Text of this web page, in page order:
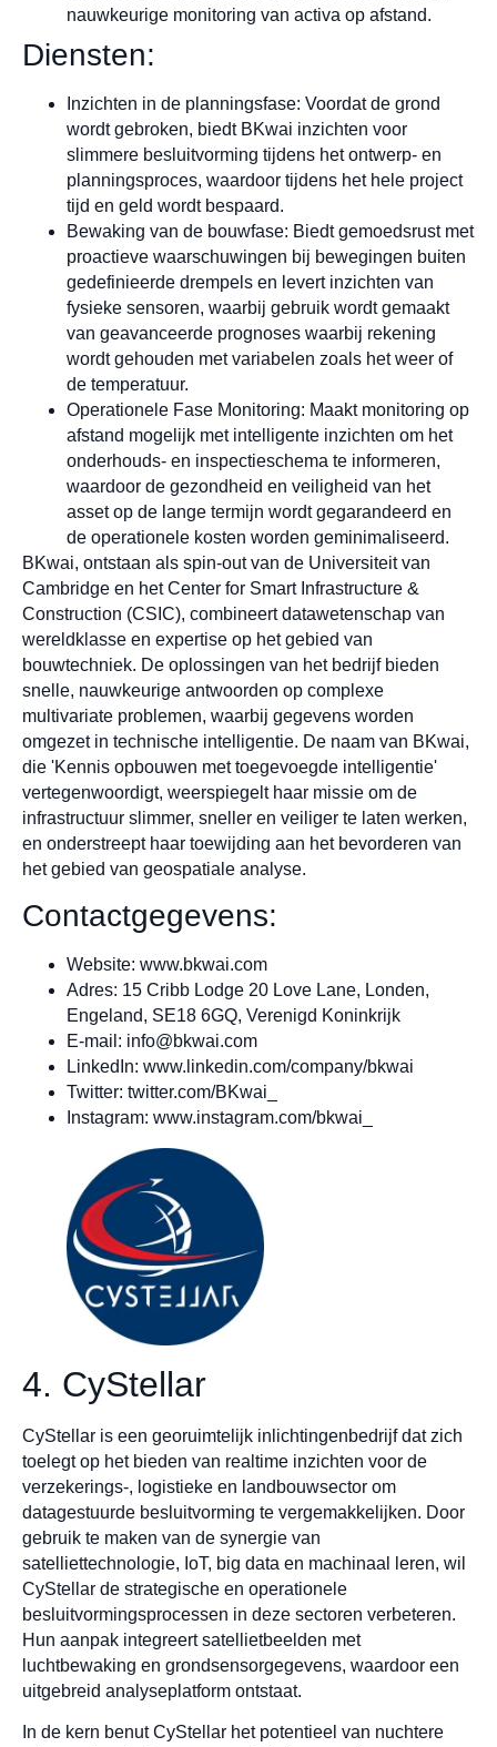
nauwkeurige monitoring van activa op afstand.
Diensten:
Inzichten in de planningsfase: Voordat de grond
wordt gebroken, biedt BKwai inzichten voor
slimmere besluitvorming tijdens het ontwerp- en
planningsproces, waardoor tijdens het hele project
tijd en geld wordt bespaard.
Bewaking van de bouwfase: Biedt gemoedsrust met
proactieve waarschuwingen bij bewegingen buiten
gedefinieerde drempels en levert inzichten van
fysieke sensoren, waarbij gebruik wordt gemaakt
van geavanceerde prognoses waarbij rekening
wordt gehouden met variabelen zoals het weer of
de temperatuur.
Operationele Fase Monitoring: Maakt monitoring op
afstand mogelijk met intelligente inzichten om het
onderhouds- en inspectieschema te informeren,
waardoor de gezondheid en veiligheid van het
asset op de lange termijn wordt gegarandeerd en
de operationele kosten worden geminimaliseerd.
BKwai, ontstaan als spin-out van de Universiteit van
Cambridge en het Center for Smart Infrastructure &
Construction (CSIC), combineert datawetenschap van
wereldklasse en expertise op het gebied van
bouwtechniek. De oplossingen van het bedrijf bieden
snelle, nauwkeurige antwoorden op complexe
multivariate problemen, waarbij gegevens worden
omgezet in technische intelligentie. De naam van BKwai,
die 'Kennis opbouwen met toegevoegde intelligentie'
vertegenwoordigt, weerspiegelt haar missie om de
infrastructuur slimmer, sneller en veiliger te laten werken,
en onderstreept haar toewijding aan het bevorderen van
het gebied van geospatiale analyse.
Contactgegevens:
Website: www.bkwai.com
Adres: 15 Cribb Lodge 20 Love Lane, Londen,
Engeland, SE18 6GQ, Verenigd Koninkrijk
E-mail: info@bkwai.com
LinkedIn: www.linkedin.com/company/bkwai
Twitter: twitter.com/BKwai_
Instagram: www.instagram.com/bkwai_
4. CyStellar
CyStellar is een georuimtelijk inlichtingenbedrijf dat zich
toelegt op het bieden van realtime inzichten voor de
verzekerings-, logistieke en landbouwsector om
datagestuurde besluitvorming te vergemakkelijken. Door
gebruik te maken van de synergie van
satelliettechnologie, IoT, big data en machinaal leren, wil
CyStellar de strategische en operationele
besluitvormingsprocessen in deze sectoren verbeteren.
Hun aanpak integreert satellietbeelden met
luchtbewaking en grondsensorgegevens, waardoor een
uitgebreid analyseplatform ontstaat.
In de kern benut CyStellar het potentieel van nuchtere